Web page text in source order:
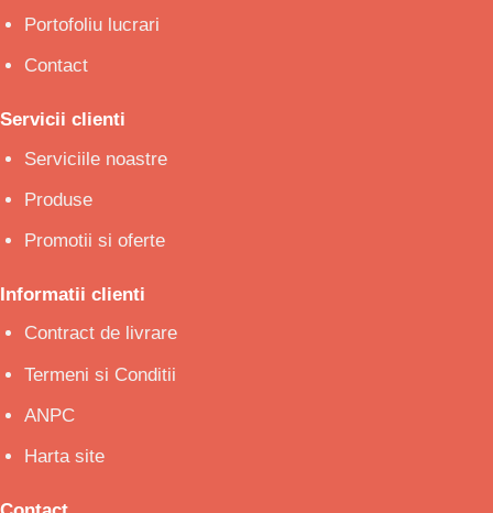
Portofoliu lucrari
Contact
Servicii clienti
Serviciile noastre
Produse
Promotii si oferte
Informatii clienti
Contract de livrare
Termeni si Conditii
ANPC
Harta site